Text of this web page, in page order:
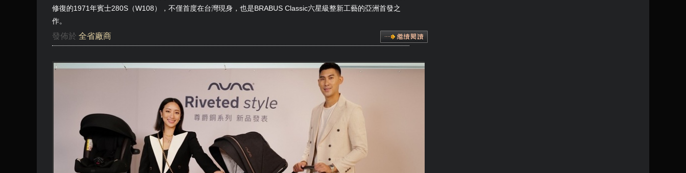
修復的1971年賓士280S（W108），不僅首度在台灣現身，也是BRABUS Classic六星級整新工藝的亞洲首發之
作。
發佈於 全省廠商